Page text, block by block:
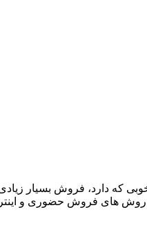
که دارد، فروش بسیار زیادی
روش های فروش حضوری و